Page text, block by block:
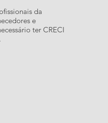
da
e
ter CRECI